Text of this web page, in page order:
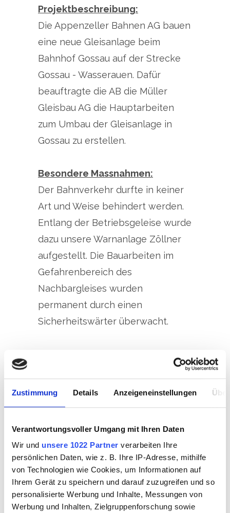
Zustimmung Details Anzeigeneinstellungen
Verantwortungsvoller Umgang mit Ihren Daten
Wir und unsere 1022 Partner verarbeiten Ihre
persönlichen Daten, wie z. B. Ihre IP-Adresse, mithilfe
von Technologien wie Cookies, um Informationen auf
Ihrem Gerät zu speichern und darauf zuzugreifen und so
personalisierte Werbung und Inhalte, Messungen von
Werbung und Inhalten, Zielgruppenforschung sowie
Projektbeschreibung:
Die Appenzeller Bahnen AG bauen
eine neue Gleisanlage beim
Bahnhof Gossau auf der Strecke
Gossau - Wasserauen. Dafür
beauftragte die AB die Müller
Gleisbau AG die Hauptarbeiten
zum Umbau der Gleisanlage in
Gossau zu erstellen.
Besondere Massnahmen:
Der Bahnverkehr durfte in keiner
Art und Weise behindert werden.
Entlang der Betriebsgeleise wurde
dazu unsere Warnanlage Zöllner
aufgestellt. Die Bauarbeiten im
Gefahrenbereich des
Nachbargleises wurden
permanent durch einen
Sicherheitswärter überwacht.
Schwellenleger, Stopfaggregat,
Schotterbesen, Sauggerät,
Bauablauf:
1. Bauphase